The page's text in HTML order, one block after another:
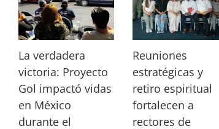
La verdadera
victoria: Proyecto
Gol impactó vidas
en México
durante el
Reuniones
estratégicas y
retiro espiritual
fortalecen a
rectores de